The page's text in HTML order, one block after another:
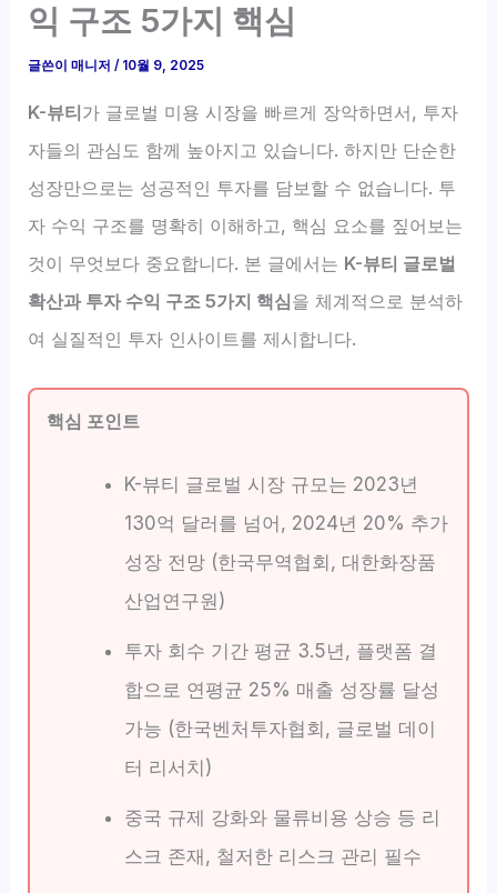
익 구조 5가지 핵심
글쓴이매니저/ 10월 9, 2025
K-뷰티가 글로벌 미용 시장을 빠르게 장악하면서, 투자
자들의 관심도 함께 높아지고 있습니다. 하지만 단순한
성장만으로는 성공적인 투자를 담보할 수 없습니다. 투
자 수익 구조를 명확히 이해하고, 핵심 요소를 짚어보는
것이 무엇보다 중요합니다. 본 글에서는 K-뷰티 글로벌
확산과 투자 수익 구조 5가지 핵심을 체계적으로 분석하
여 실질적인 투자 인사이트를 제시합니다.
핵심 포인트
K-뷰티 글로벌 시장 규모는 2023년
130억 달러를 넘어, 2024년 20% 추가
성장 전망 (한국무역협회, 대한화장품
산업연구원)
투자 회수 기간 평균 3.5년, 플랫폼 결
합으로 연평균 25% 매출 성장률 달성
가능 (한국벤처투자협회, 글로벌 데이
터 리서치)
중국 규제 강화와 물류비용 상승 등 리
스크 존재, 철저한 리스크 관리 필수